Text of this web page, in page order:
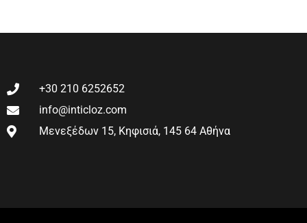
+30 210 6252652
info@inticloz.com
Μενεξέδων 15, Κηφισιά, 145 64 Αθήνα